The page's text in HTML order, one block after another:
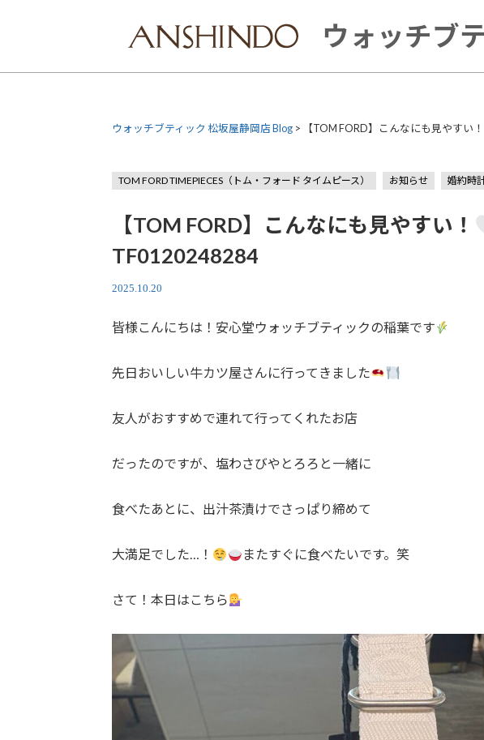
ウォッチブ
ウォッチブティック 松坂屋静岡店 Blog > 【TOM FORD】こんなにも見やすい！
TOM FORD TIMEPIECES（トム・フォード タイムピース） お知らせ 婚約時
【TOM FORD】こんなにも見やすい！
TF0120248284
2025.10.20
皆様こんにちは！安心堂ウォッチブティックの稲葉です
先日おいしい牛カツ屋さんに行ってきました
友人がおすすめで連れて行ってくれたお店
だったのですが、塩わさびやとろろと一緒に
食べたあとに、出汁茶漬けでさっぱり締めて
大満足でした…！ またすぐに食べたいです。笑
さて！本日はこちら